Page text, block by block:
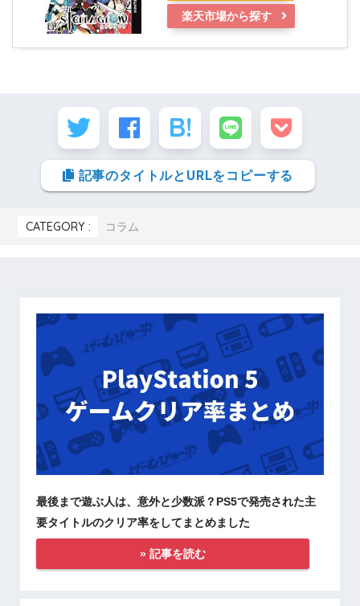
楽天市場から探す
記事のタイトルとURLをコピーする
CATEGORY : コラム
最後まで遊ぶ人は、意外と少数派？PS5で発売された主
要タイトルのクリア率をしてまとめました
» 記事を読む